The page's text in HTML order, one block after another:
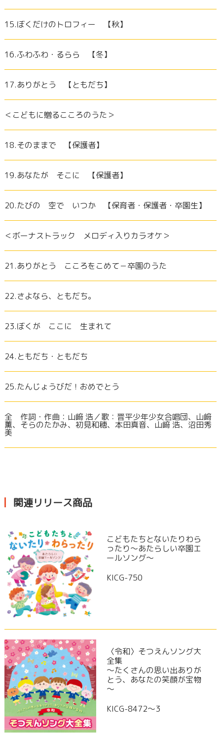
15.ぼくだけのトロフィー 【秋】
16.ふわふわ・るらら 【冬】
17.ありがとう 【ともだち】
＜こどもに贈るこころのうた＞
18.そのままで 【保護者】
19.あなたが そこに 【保護者】
20.たびの 空で いつか 【保育者・保護者・卒園生】
＜ボーナストラック メロディ入りカラオケ＞
21.ありがとう こころをこめて－卒園のうた
22.さよなら、ともだち。
23.ぼくが ここに 生まれて
24.ともだち・ともだち
25.たんじょうびだ！おめでとう
全 作詞・作曲：山﨑 浩／歌：晋平少年少女合唱団、山﨑
薫、そらのたかみ、初見和穂、本田真音、山﨑 浩、沼田秀
美
関連リリース商品
こどもたちとないたりわら
ったり～あたらしい卒園エ
ールソング～
KICG-750
〈令和〉そつえんソング大
全集
～たくさんの思い出ありが
とう、あなたの笑顔が宝物
～
KICG-8472〜3